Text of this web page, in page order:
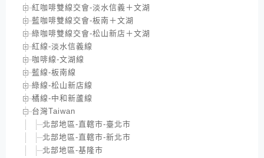
紅咖啡雙線交會-淡水信義＋文湖
藍咖啡雙線交會-板南＋文湖
綠咖啡雙線交會-松山新店＋文湖
紅線-淡水信義線
咖啡線-文湖線
藍線-板南線
綠線-松山新店線
橘線-中和新蘆線
台灣Taiwan
北部地區-直轄市-臺北市
北部地區-直轄市-新北市
北部地區-基隆市